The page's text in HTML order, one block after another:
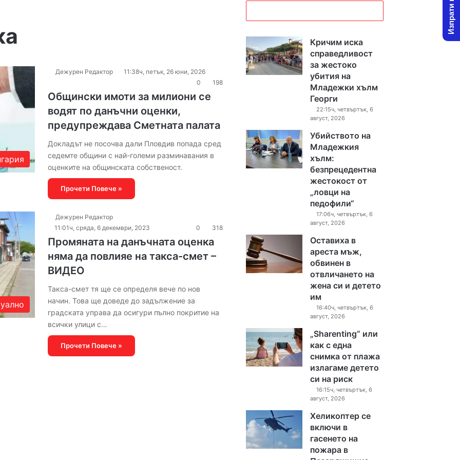
Дежурен Редактор
11:38ч, петък, 26 юни, 2026
0
198
Общински имоти за милиони се
водят по данъчни оценки,
предупреждава Сметната палата
Докладът не посочва дали Пловдив попада сред
седемте общини с най-големи разминавания в
оценките на общинската собственост.
Прочети Повече »
Дежурен Редактор
11:01ч, сряда, 6 декември, 2023
0 318
Промяната на данъчната оценка
няма да повлияе на такса-смет –
ВИДЕО
Такса-смет тя ще се определя вече по нов
начин. Това ще доведе до задължение за
градската управа да осигури пълно покритие на
всички улици с…
Прочети Повече »
Кричим иска
справедливост
за жестоко
убития на
Младежки хълм
Георги
22:15ч, четвъртък, 6
август, 2026
Убийството на
Младежкия
хълм:
безпрецедентна
жестокост от
„ловци на
педофили“
17:06ч, четвъртък, 6
август, 2026
Оставиха в
ареста мъж,
обвинен в
отвличането на
жена си и детето
им
16:40ч, четвъртък, 6
август, 2026
„Sharenting“ или
как с една
снимка от плажа
излагаме детето
си на риск
16:15ч, четвъртък, 6
август, 2026
Хеликоптер се
включи в
гасенето на
пожара в